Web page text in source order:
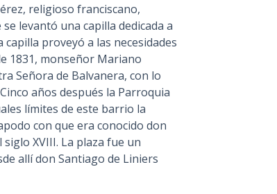
religioso franciscano,
levantó una capilla dedicada a
proveyó a las necesidades
1831, monseñor Mariano
Señora de Balvanera, con lo
años después la Parroquia
límites de este barrio la
con que era conocido don
XVIII. La plaza fue un
allí don Santiago de Liniers